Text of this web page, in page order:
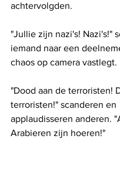
achtervolgden.
"Jullie zijn nazi's! Nazi's!"
iemand naar een
chaos op camera vastlegt.
"Dood aan de terroristen!
terroristen!" scanderen en
applaudisseren anderen.
Arabieren zijn hoeren!"